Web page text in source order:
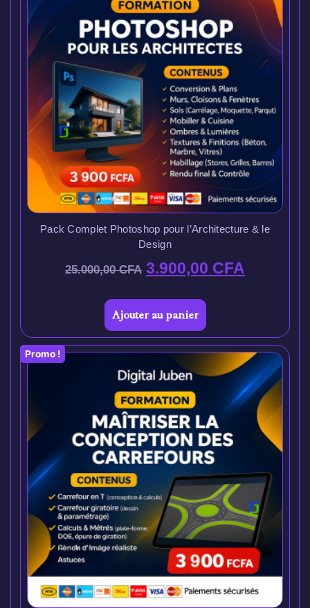
Pack Complet Photoshop pour l’Architecture & le
Design
25.000,00CFA 3.900,00 CFA
Ajouter au panier
Promo !